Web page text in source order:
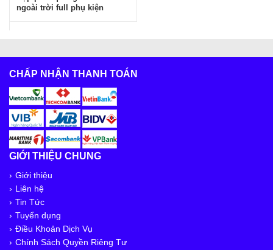
ngoài trời full phụ kiện
CHẤP NHẬN THANH TOÁN
GIỚI THIỆU CHUNG
Giới thiệu
Liên hệ
Tin Tức
Tuyển dụng
Điều Khoản Dịch Vụ
Chính Sách Quyền Riêng Tư